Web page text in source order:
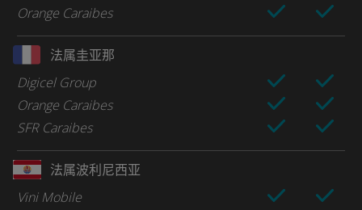
Orange Caraibes
法属圭亚那
Digicel Group
Orange Caraibes
SFR Caraibes
法属波利尼西亚
Vini Mobile